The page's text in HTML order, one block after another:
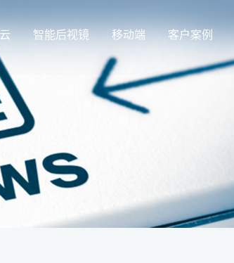
智能后视镜 移动端 客户案例